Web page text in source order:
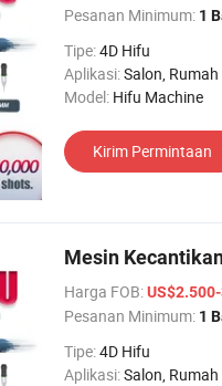
Pesanan Minimum: 1
Tipe:4D Hifu
Aplikasi:Salon, Rumah
Model: Hifu Machine
Kirim Permintaan
Mesin
Harga FOB:
Pesanan Minimum: 1
Tipe:4D Hifu
Aplikasi:Salon, Rumah